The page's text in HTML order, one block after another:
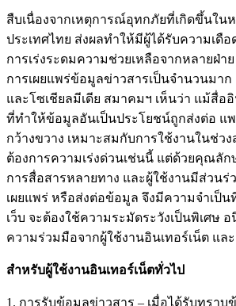
สืบเนื่องจากเหตุการณ์อุทกภัยที่เกิดขึ้นใน
ประเทศไทย ส่งผลทำให้มีผู้ได้รับความเดื
การเร่งระดมความช่วยเหลือจากหลายฝ่า
การเผยแพร่ข้อมูลข่าวสารเป็นจำนวนมาก
และโซเชียลมีเดีย สมาคมฯ เห็นว่า แม้สื่ออิ
ที่ทำให้ข้อมูลอันเป็นประโยชน์ถูกส่งต่อ แพ
กว้างขวาง เหมาะสมกับการใช้งานในช่ว
ต้องการความเร่งด่วนเช่นนี้ แต่ด้วยคุณลั
การสื่อสารหลายทาง และผู้ใช้งานมีส่วนร่
เผยแพร่ หรือส่งต่อข้อมูล จึงมีความจำเป็น
เว็บ จะต้องใช้ความระมัดระวังเป็นพิเศษ
ความร่วมมือจากผู้ใช้งานอินเทอร์เน็ต แล
สำหรับผู้ใช้งานอินเทอร์เน็ตทั่วไป
1. การรับข้อมูลข่าวสาร – เมื่อได้รับทราบ